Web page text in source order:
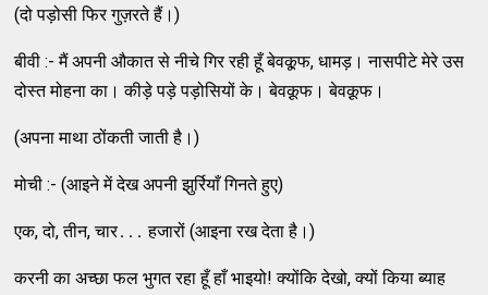
(दो पड़ोसी फिर गुज़रते हैं।)
बीवी :- मैं अपनी औकात से नीचे गिर रही हूँ बेवकू़फ, धामड़। नासपीटे मेरे उस
दोस्‍त मोहना का। कीड़े पड़े पड़ोसियों के। बेवक़ूफ। बेवक़ूफ।
(अपना माथा ठोंकती जाती है।)
मोची :- (आइने में देख अपनी झुर्रियाँ गिनते हुए)
एक, दो, तीन, चार․․․ हजारों (आइना रख देता है।)
करनी का अच्‍छा फल भुगत रहा हूँ हाँ भाइयो! क्‍योंकि देखो, क्‍यों किया ब्‍याह